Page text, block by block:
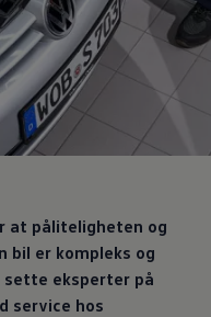
at påliteligheten og
er kompleks og
eksperter på
service hos